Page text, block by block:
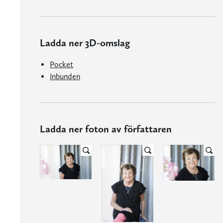
Ladda ner 3D-omslag
Pocket
Inbunden
Ladda ner foton av författaren